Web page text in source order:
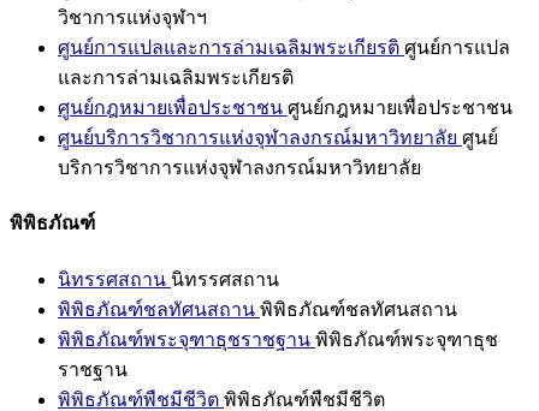
วิชาการแห่งจุฬาฯ
ศูนย์การแปลและการล่ามเฉลิมพระเกียรติ ศูนย์การแปล
และการล่ามเฉลิมพระเกียรติ
ศูนย์กฎหมายเพื่อประชาชน ศูนย์กฎหมายเพื่อประชาชน
ศูนย์บริการวิชาการแห่งจุฬาลงกรณ์มหาวิทยาลัย ศูนย์
บริการวิชาการแห่งจุฬาลงกรณ์มหาวิทยาลัย
พิพิธภัณฑ์
นิทรรศสถาน นิทรรศสถาน
พิพิธภัณฑ์ชลทัศนสถาน พิพิธภัณฑ์ชลทัศนสถาน
พิพิธภัณฑ์พระจุฑาธุชราชฐาน พิพิธภัณฑ์พระจุฑาธุช
ราชฐาน
พิพิธภัณฑ์พืชมีชีวิต พิพิธภัณฑ์พืชมีชีวิต